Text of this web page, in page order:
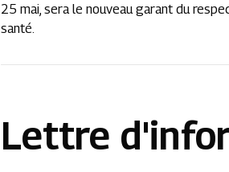
25 mai, sera le nouveau garant du
santé.
Lettre